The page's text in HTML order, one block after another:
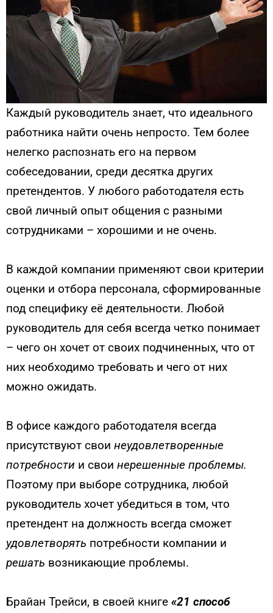
Каждый руководитель знает, что идеального
работника найти очень непросто. Тем более
нелегко распознать его на первом
собеседовании, среди десятка других
претендентов. У любого работодателя есть
свой личный опыт общения с разными
сотрудниками – хорошими и не очень.
В каждой компании применяют свои критерии
оценки и отбора персонала, сформированные
под специфику её деятельности. Любой
руководитель для себя всегда четко понимает
– чего он хочет от своих подчиненных, что от
них необходимо требовать и чего от них
можно ожидать.
В офисе каждого работодателя всегда
присутствуют свои неудовлетворенные
потребности и свои нерешенные проблемы.
Поэтому при выборе сотрудника, любой
руководитель хочет убедиться в том, что
претендент на должность всегда сможет
удовлетворять потребности компании и
решать возникающие проблемы.
Брайан Трейси, в своей книге «21 способ